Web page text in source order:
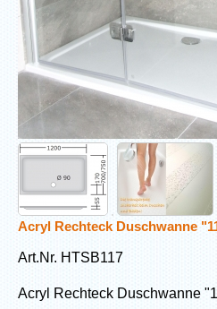
Acryl Rechteck Duschwanne
Art.Nr. HTSB117
Acryl Rechteck Duschwanne